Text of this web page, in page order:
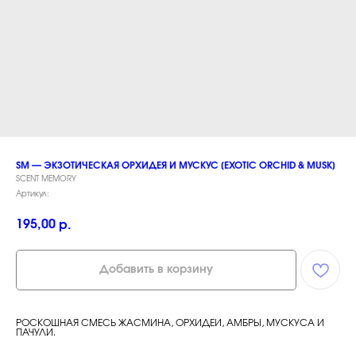
SM — ЭКЗОТИЧЕСКАЯ ОРХИДЕЯ И МУСКУС [EXOTIC ORCHID & MUSK]
SCENT MEMORY
Артикул:
195,00 р.
Добавить в корзину
РОСКОШНАЯ СМЕСЬ ЖАСМИНА, ОРХИДЕИ, АМБРЫ, МУСКУСА И
ПАЧУЛИ.